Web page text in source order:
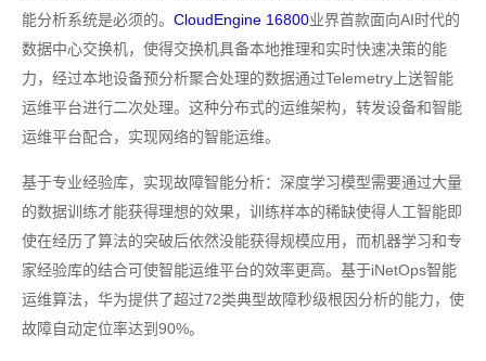
能分析系统是必须的。 CloudEngine 16800业界首款面向AI时代的
数据中心交换机，使得交换机具备本地推理和实时快速决策的能
力，经过本地设备预分析聚合处理的数据通过Telemetry上送智能
运维平台进行二次处理。这种分布式的运维架构，转发设备和智能
运维平台配合，实现网络的智能运维。
基于专业经验库，实现故障智能分析：深度学习模型需要通过大量
的数据训练才能获得理想的效果，训练样本的稀缺使得人工智能即
使在经历了算法的突破后依然没能获得规模应用，而机器学习和专
家经验库的结合可使智能运维平台的效率更高。基于iNetOps智能
运维算法，华为提供了超过72类典型故障秒级根因分析的能力，使
故障自动定位率达到90%。